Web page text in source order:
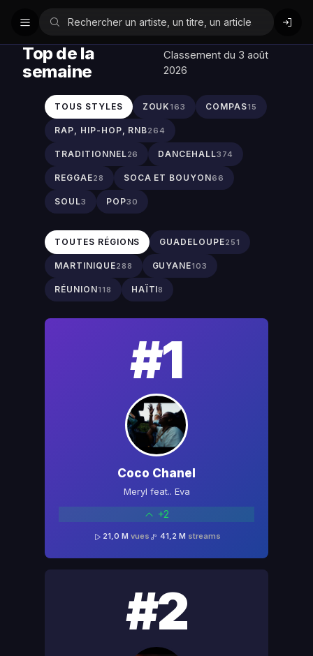
Top de la
semaine
Classement du 3 août
2026
TOUS STYLES ZOUK163 COMPAS15
RAP, HIP-HOP, RNB264
TRADITIONNEL26 DANCEHALL374
REGGAE28 SOCA ET BOUYON66
SOUL3 POP30
TOUTES RÉGIONS GUADELOUPE251
MARTINIQUE288 GUYANE103
RÉUNION118 HAÏTI8
#2
#1
Coco Chanel
Meryl feat.. Eva
+2
21,0 M vues 41,2 M streams